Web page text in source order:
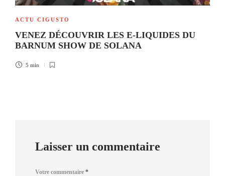
ACTU CIGUSTO
VENEZ DÉCOUVRIR LES E-LIQUIDES DU
BARNUM SHOW DE SOLANA
5 min
Laisser un commentaire
Votre commentaire *